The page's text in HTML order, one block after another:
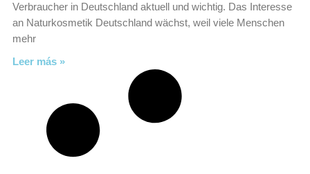
Verbraucher in Deutschland aktuell und wichtig. Das Interesse
an Naturkosmetik Deutschland wächst, weil viele Menschen
mehr
Leer más »